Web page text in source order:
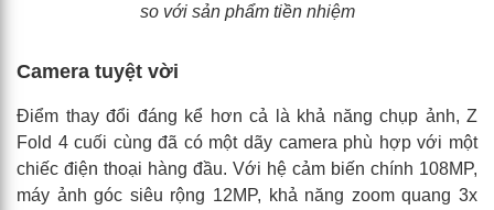
so với sản phẩm tiền nhiệm
Camera tuyệt vời
Điểm thay đổi đáng kể hơn cả là khả năng chụp ảnh, Z
Fold 4 cuối cùng đã có một dãy camera phù hợp với một
chiếc điện thoại hàng đầu. Với hệ cảm biến chính 108MP,
máy ảnh góc siêu rộng 12MP, khả năng zoom quang 3x